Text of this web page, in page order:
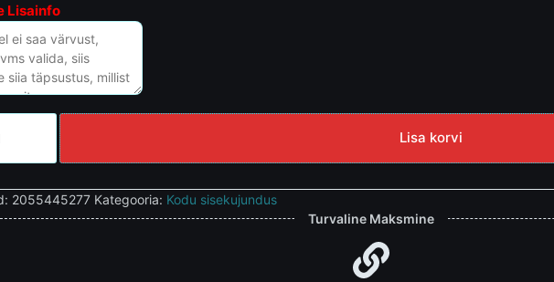
Lisainfo
Lisa korvi
2055445277 Kategooria: Kodu sisekujundus
Turvaline Maksmine